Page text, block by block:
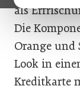
als
Die
Orange und
Look in
Kreditkarte